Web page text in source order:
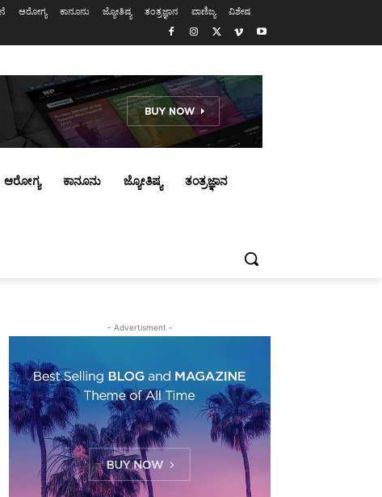
ಆರೋಗ್ಯ ಕಾನೂನು ಜ್ಯೋತಿಷ್ಯ ತಂತ್ರಜ್ಞಾನ ವಾಣಿಜ್ಯ ವಿಶೇಷ
ಆರೋಗ್ಯ ಕಾನೂನು ಜ್ಯೋತಿಷ್ಯ ತಂತ್ರಜ್ಞಾನ
- Advertisment -